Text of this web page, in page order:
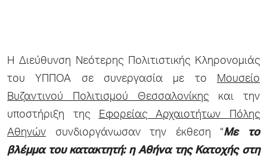
Η Διεύθυνση Νεότερης Πολιτιστικής Κληρονομιάς
του ΥΠΠΟΑ σε συνεργασία με το Μουσείο
Βυζαντινού Πολιτισμού Θεσσαλονίκης και την
υποστήριξη της Εφορείας Αρχαιοτήτων Πόλης
Αθηνών συνδιοργάνωσαν την έκθεση “Με το
βλέμμα του κατακτητή: η Αθήνα της Κατοχής στη